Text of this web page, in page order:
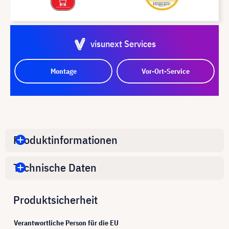
visunext Services
Montage Vor-Ort-Service
Produktinformationen
Technische Daten
Produktsicherheit
Verantwortliche Person für die EU